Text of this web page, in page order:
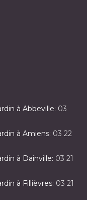
à Abbeville: 03
à Amiens: 03 22
à Dainville: 03 21
à Fillièvres: 03 21